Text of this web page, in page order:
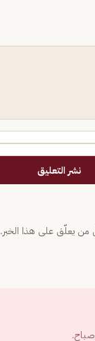
نشر التعليق
من يعلّق على هذا الخبر.
صباح.